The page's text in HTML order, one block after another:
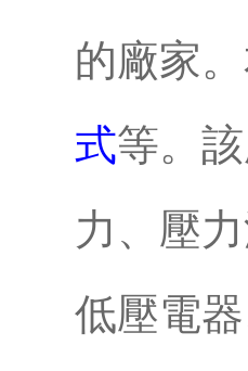
的廠家
式等。
力、壓
低壓電器